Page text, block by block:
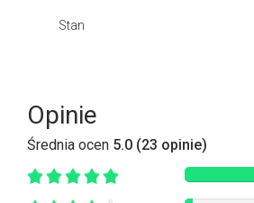
Stan
Opinie
Średnia ocen 5.0 (23 opinie)